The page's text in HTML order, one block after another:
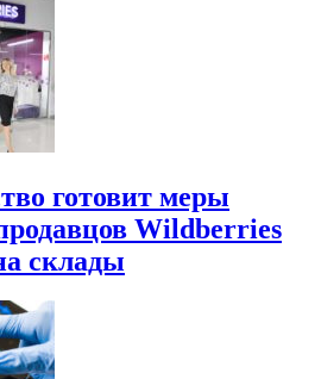
готовит меры
Wildberries
склады